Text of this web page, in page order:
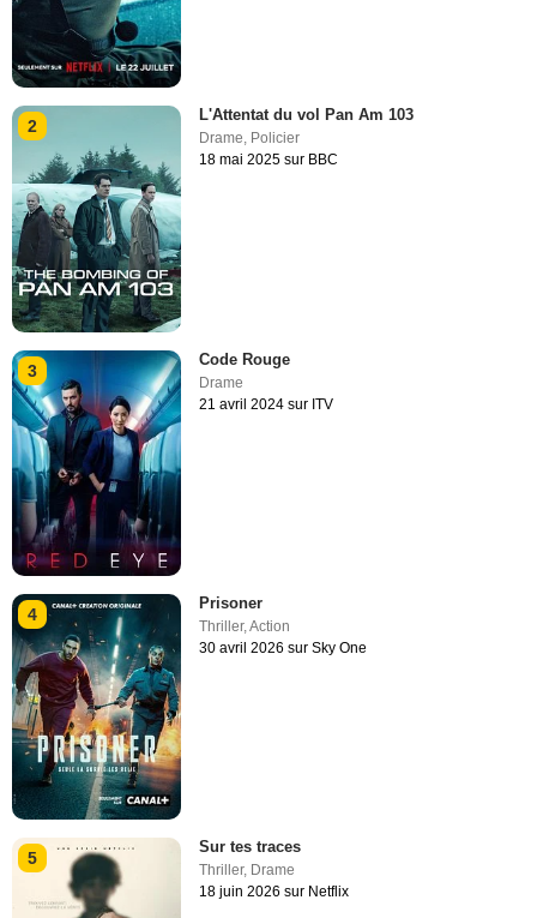
2
L'Attentat du vol Pan Am 103
Drame, Policier
18 mai 2025 sur BBC
3
Code Rouge
Drame
21 avril 2024 sur ITV
4
Prisoner
Thriller,Action
30 avril 2026 sur Sky One
5
Sur tes traces
Thriller, Drame
18 juin 2026 sur Netflix